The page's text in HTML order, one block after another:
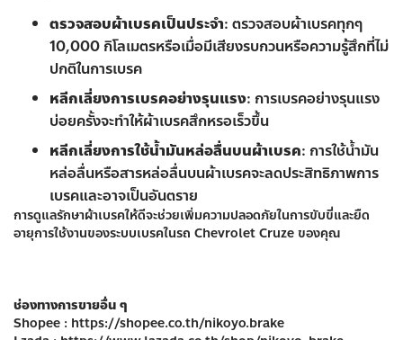
ตรวจสอบผ้าเบรคเป็นประจำ: ตรวจสอบผ้าเบรคทุกๆ
10,000 กิโลเมตรหรือเมื่อมีเสียงรบกวนหรือความรู้สึกที่ไม่
ปกติในการเบรค
หลีกเลี่ยงการเบรคอย่างรุนแรง: การเบรคอย่างรุนแรง
บ่อยครั้งจะทำให้ผ้าเบรคสึกหรอเร็วขึ้น
หลีกเลี่ยงการใช้น้ำมันหล่อลื่นบนผ้าเบรค: การใช้น้ำมัน
หล่อลื่นหรือสารหล่อลื่นบนผ้าเบรคจะลดประสิทธิภาพการ
เบรคและอาจเป็นอันตราย
การดูแลรักษาผ้าเบรคให้ดีจะช่วยเพิ่มความปลอดภัยในการขับขี่และยืด
อายุการใช้งานของระบบเบรคในรถ Chevrolet Cruze ของคุณ
ช่องทางการขายอื่น ๆ
Shopee : https://shopee.co.th/nikoyo.brake